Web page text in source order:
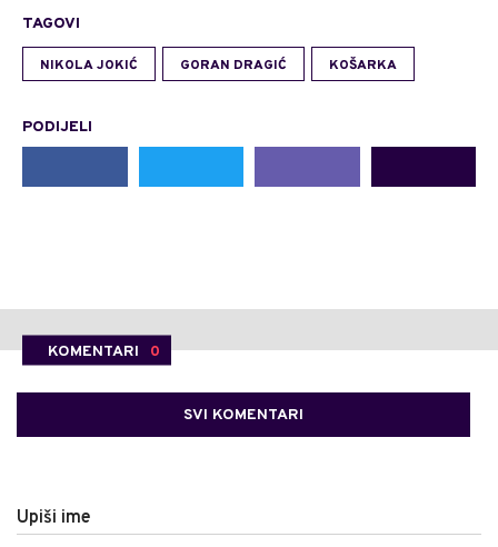
TAGOVI
NIKOLA JOKIĆ GORAN DRAGIĆ KOŠARKA
PODIJELI
KOMENTARI 0
SVI KOMENTARI
Upiši ime